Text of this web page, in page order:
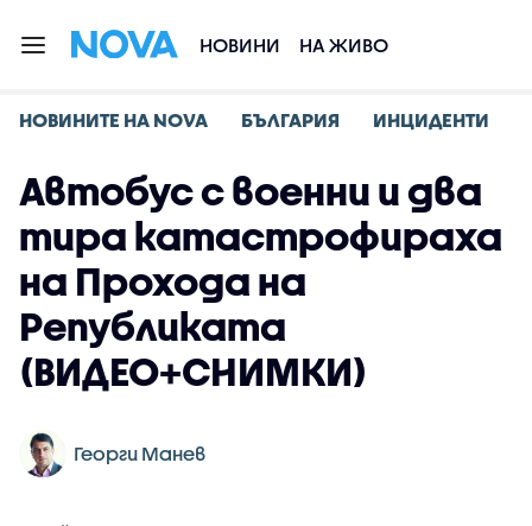
НОВИНИ НА ЖИВО
НОВИНИТЕ НА NOVA БЪЛГАРИЯ ИНЦИДЕНТИ
Автобус с военни и два
тира катастрофираха
на Прохода на
Републиката
(ВИДЕО+СНИМКИ)
Георги Манев